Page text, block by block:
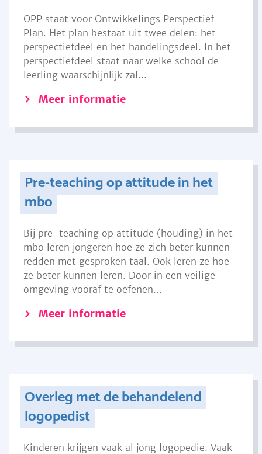
OPP staat voor Ontwikkelings Perspectief
Plan. Het plan bestaat uit twee delen: het
perspectiefdeel en het handelingsdeel. In het
perspectiefdeel staat naar welke school de
leerling waarschijnlijk zal...
Meer informatie
Pre-teaching op attitude in het
mbo
Bij pre-teaching op attitude (houding) in het
mbo leren jongeren hoe ze zich beter kunnen
redden met gesproken taal. Ook leren ze hoe
ze beter kunnen leren. Door in een veilige
omgeving vooraf te oefenen...
Meer informatie
Overleg met de behandelend
logopedist
Kinderen krijgen vaak al jong logopedie. Vaak